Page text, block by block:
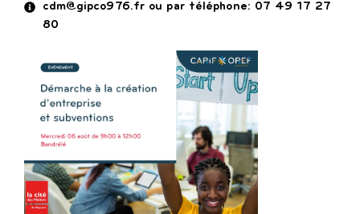
cdm@gipco976.fr ou par téléphone: 07 49 17 27
80